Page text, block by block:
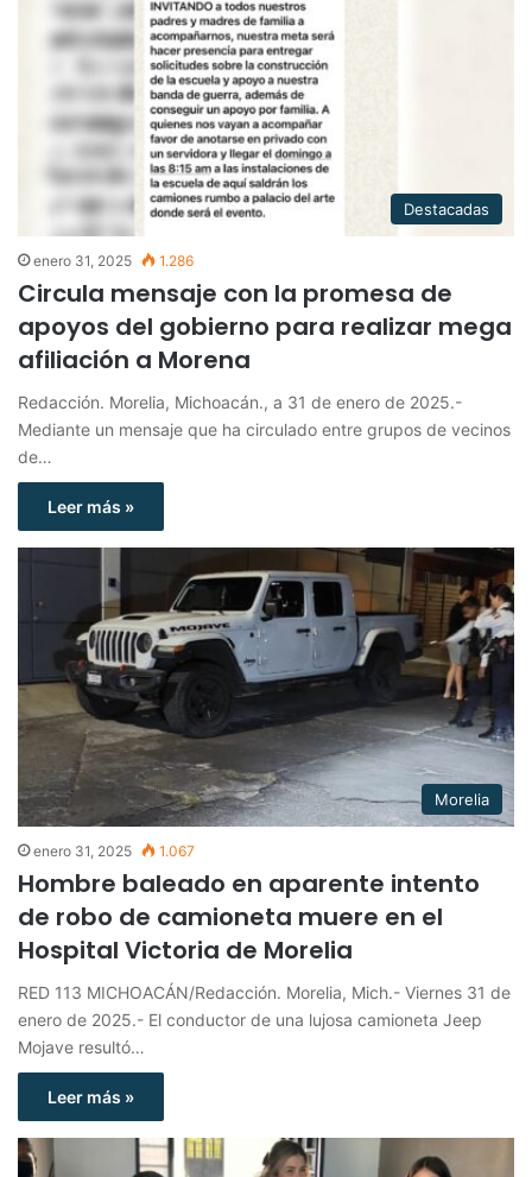
Destacadas
enero 31, 2025 1.286
Circula mensaje con la promesa de
apoyos del gobierno para realizar mega
afiliación a Morena
Redacción. Morelia, Michoacán., a 31 de enero de 2025.-
Mediante un mensaje que ha circulado entre grupos de vecinos
de…
Leer más »
Morelia
enero 31, 2025 1.067
Hombre baleado en aparente intento
de robo de camioneta muere en el
Hospital Victoria de Morelia
RED 113 MICHOACÁN/Redacción. Morelia, Mich.- Viernes 31 de
enero de 2025.- El conductor de una lujosa camioneta Jeep
Mojave resultó…
Leer más »